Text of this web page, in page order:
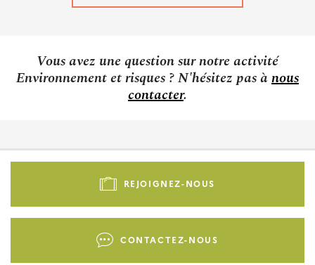
Vous avez une question sur notre activité
Environnement et risques ? N'hésitez pas ànous
contacter.
Pied
-
REJOIGNEZ-NOUS
CONTACTEZ-NOUS